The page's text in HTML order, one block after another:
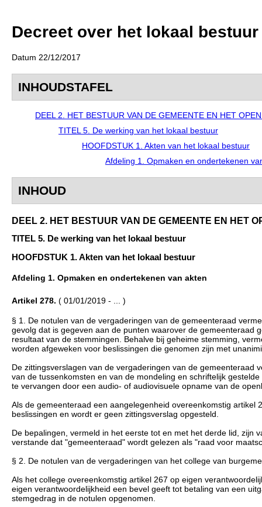
Decreet over het lokaal bestuur
Datum 22/12/2017
INHOUDSTAFEL
DEEL 2. HET BESTUUR VAN DE GEMEENTE EN HET
TITEL 5. De werking van het lokaal bestuur
HOOFDSTUK 1. Akten van het lokaal bestuur
Afdeling 1. Opmaken en ondertekenen
INHOUD
DEEL 2. HET BESTUUR VAN DE GEMEENTE EN HET
TITEL 5. De werking van het lokaal bestuur
HOOFDSTUK 1. Akten van het lokaal bestuur
Afdeling 1. Opmaken en ondertekenen van akten
Artikel 278. ( 01/01/2019 - ... )
§ 1. De notulen van de vergaderingen van de gemeenteraad
gevolg dat is gegeven aan de punten waarover de gemeenteraad
resultaat van de stemmingen. Behalve bij geheime stemming,
worden afgeweken voor beslissingen die genomen zijn met
De zittingsverslagen van de vergaderingen van de gemeenteraad
van de tussenkomsten en van de mondeling en schriftelijk
te vervangen door een audio- of audiovisuele opname van de
Als de gemeenteraad een aangelegenheid overeenkomstig
beslissingen en wordt er geen zittingsverslag opgesteld.
De bepalingen, vermeld in het eerste tot en met het derde lid, zijn
verstande dat "gemeenteraad" wordt gelezen als "raad voor
§ 2. De notulen van de vergaderingen van het college van
Als het college overeenkomstig artikel 267 op eigen
eigen verantwoordelijkheid een bevel geeft tot betaling van een
stemgedrag in de notulen opgenomen.